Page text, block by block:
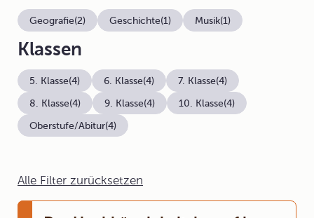
Alle Filter zurücksetzen
Geografie(2) Geschichte(1) Musik(1)
Klassen
5. Klasse(4) 6. Klasse(4) 7. Klasse(4)
8. Klasse(4) 9. Klasse(4) 10. Klasse(4)
Oberstufe/Abitur(4)